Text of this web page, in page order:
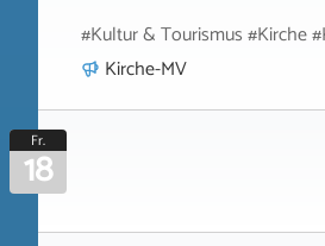
#Kultur & Tourismus #Kirche
Kirche-MV
Fr.
18